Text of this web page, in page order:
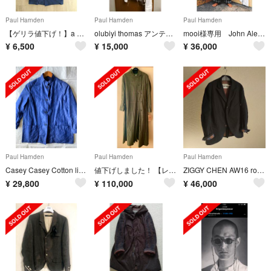
Paul Harnden
【ゲリラ値下げ！】a vontade コート マックコート 美品
¥ 6,500
Paul Harnden
olubiyi thomas アンティークリネンシャツジャケット
¥ 15,000
Paul Harnden
mooi様専用 John Alexander Skelton SS21
¥ 36,000
Paul Harnden
Casey Casey Cotton linen Jacket
¥ 29,800
Paul Harnden
値下げしました！ 【レア 】paul harnden ロングウールコート
¥ 110,000
Paul Harnden
ZIGGY CHEN AW16 round hem jacket stripe
¥ 46,000